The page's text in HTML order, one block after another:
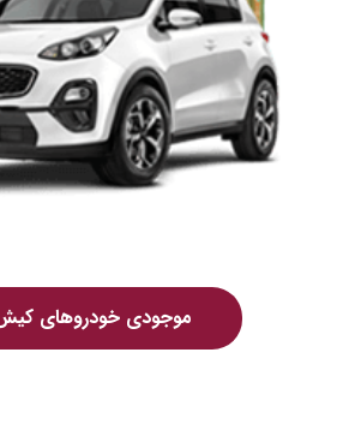
موجودی خودروهای کیش